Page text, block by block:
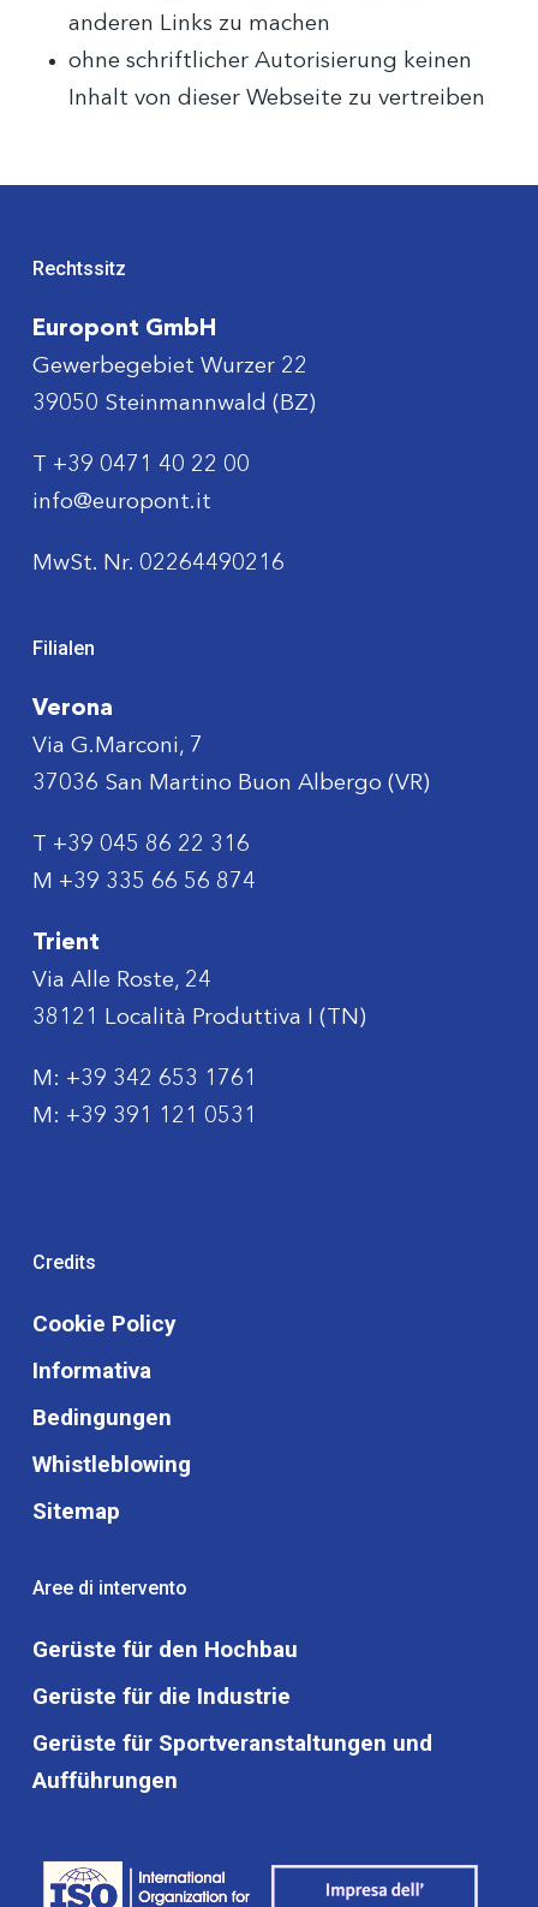
anderen Links zu machen
ohne schriftlicher Autorisierung keinen
Inhalt von dieser Webseite zu vertreiben
Rechtssitz
Europont GmbH
Gewerbegebiet Wurzer 22
39050 Steinmannwald (BZ)
T +39 0471 40 22 00
info@europont.it
MwSt. Nr. 02264490216
Filialen
Verona
Via G.Marconi, 7
37036 San Martino Buon Albergo (VR)
T +39 045 86 22 316
M +39 335 66 56 874
Trient
Via Alle Roste, 24
38121 Località Produttiva I (TN)
M: +39 342 653 1761
M: +39 391 121 0531
Credits
Cookie Policy
Informativa
Bedingungen
Whistleblowing
Sitemap
Aree di intervento
Gerüste für den Hochbau
Gerüste für die Industrie
Gerüste für Sportveranstaltungen und
Aufführungen